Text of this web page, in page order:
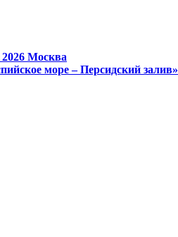
Москва
море – Персидский залив»